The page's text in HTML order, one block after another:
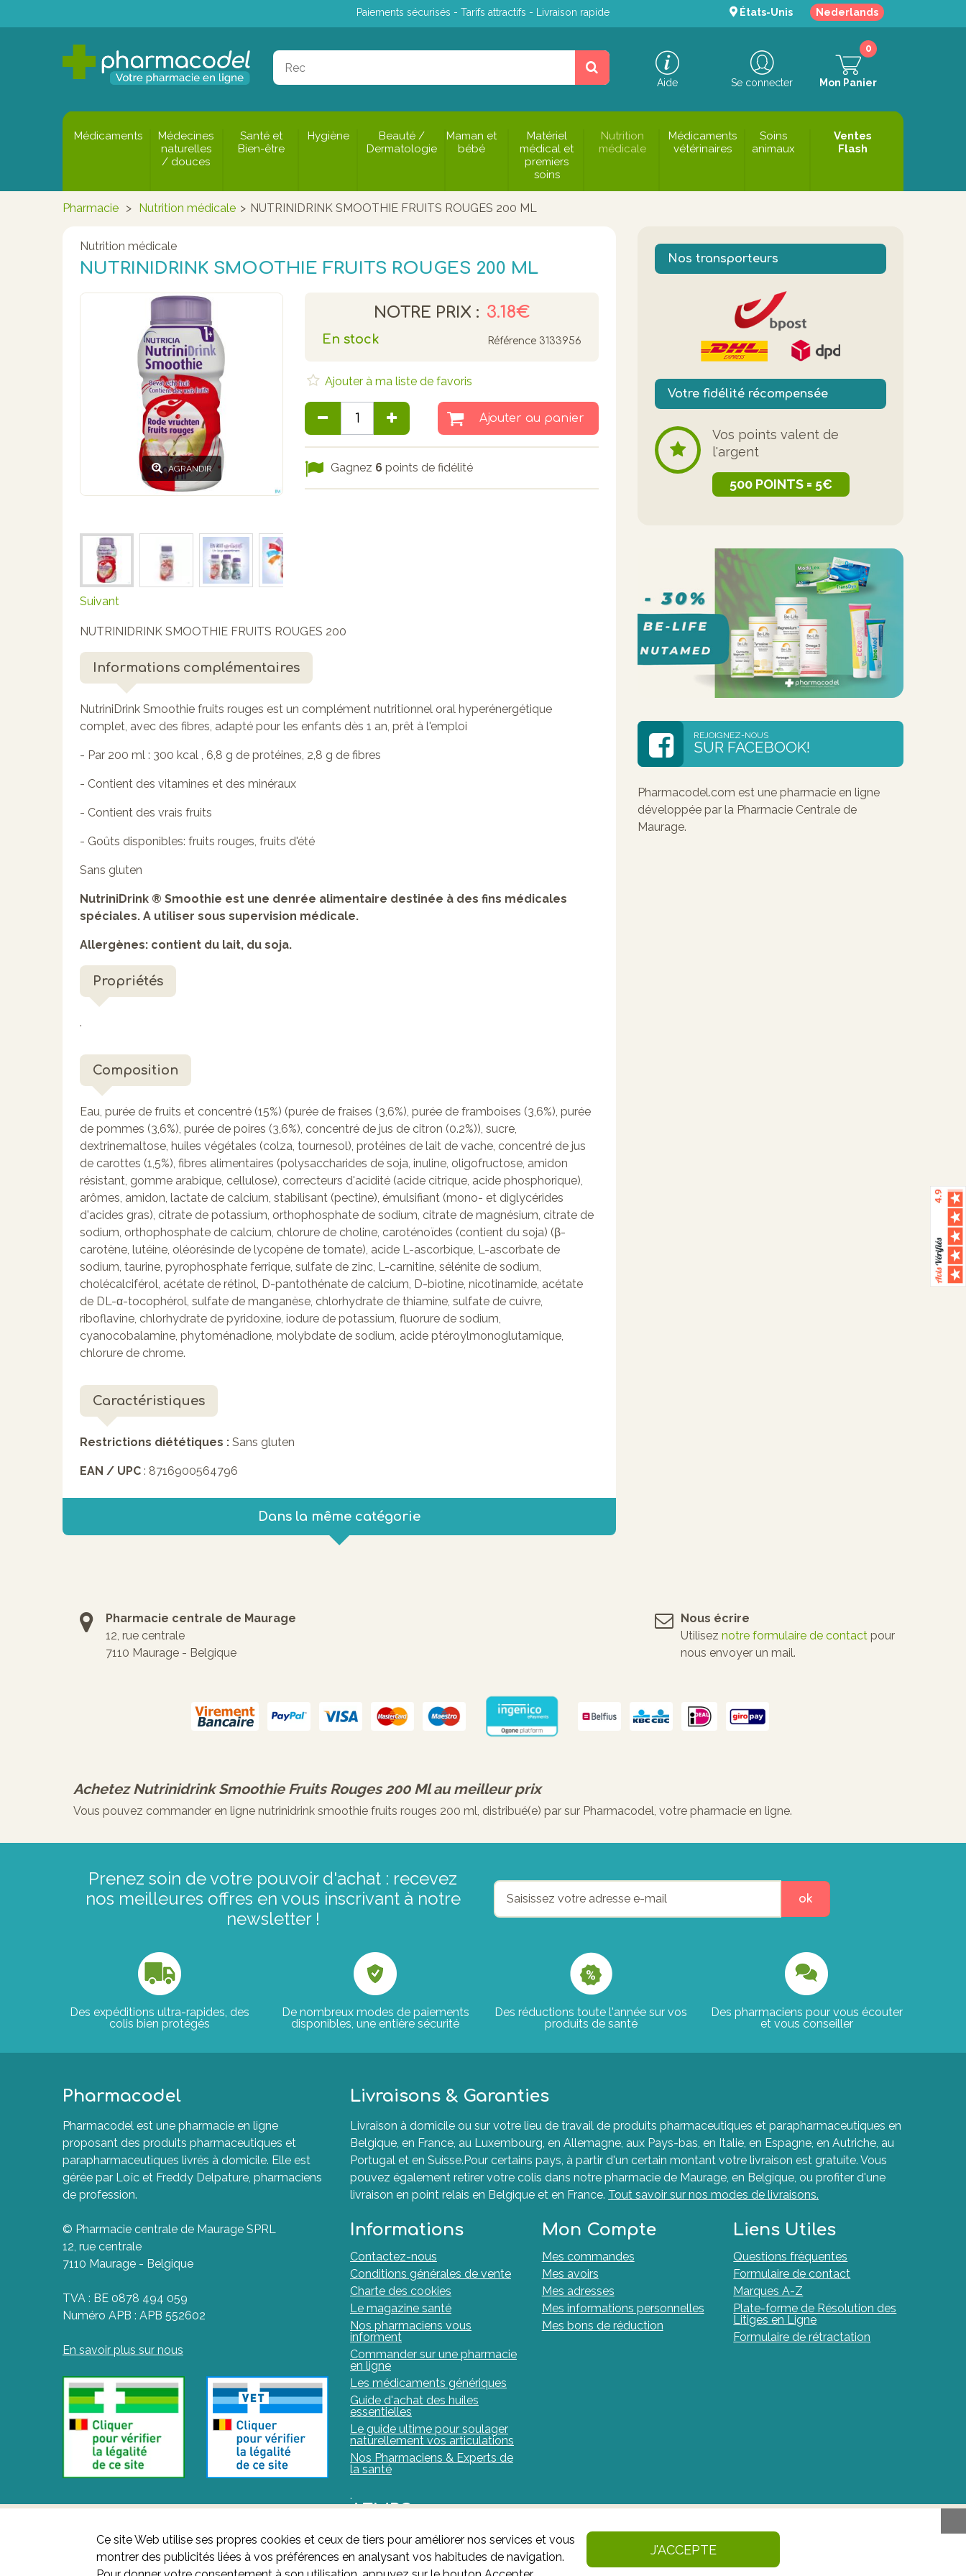
Paiements sécurisés - Tarifs attractifs - Livraison rapide États-Unis Nederlands
Aide Se connecter Mon Panier
0
Médicaments
Médecines
naturelles
/ douces
Santé et
Bien-être
Hygiène
Beauté /
Dermatologie
Maman et
bébé
Matériel
médical et
premiers
soins
Nutrition
médicale
Médicaments
vétérinaires
Soins
animaux
Ventes
Flash
Pharmacie > Nutrition médicale > NUTRINIDRINK SMOOTHIE FRUITS ROUGES 200 ML
Nutrition médicale
NUTRINIDRINK SMOOTHIE FRUITS ROUGES 200 ML
AGRANDIR
Suivant
NOTRE PRIX : 3.18€
En stock Référence 3133956
Ajouter à ma liste de favoris
Ajouter au panier
Gagnez 6 points de fidélité
NUTRINIDRINK SMOOTHIE FRUITS ROUGES 200
Informations complémentaires
NutriniDrink Smoothie fruits rouges est un complément nutritionnel oral hyperénergétique
complet, avec des fibres, adapté pour les enfants dès 1 an, prêt à l'emploi
- Par 200 ml : 300 kcal , 6,8 g de protéines, 2,8 g de fibres
- Contient des vitamines et des minéraux
- Contient des vrais fruits
- Goûts disponibles: fruits rouges, fruits d'été
Sans gluten
NutriniDrink ® Smoothie est une denrée alimentaire destinée à des fins médicales
spéciales. A utiliser sous supervision médicale.
Allergènes: contient du lait, du soja.
Propriétés
.
Composition
Eau, purée de fruits et concentré (15%) (purée de fraises (3,6%), purée de framboises (3,6%), purée
de pommes (3,6%), purée de poires (3,6%), concentré de jus de citron (0.2%)), sucre,
dextrinemaltose, huiles végétales (colza, tournesol), protéines de lait de vache, concentré de jus
de carottes (1,5%), fibres alimentaires (polysaccharides de soja, inuline, oligofructose, amidon
résistant, gomme arabique, cellulose), correcteurs d'acidité (acide citrique, acide phosphorique),
arômes, amidon, lactate de calcium, stabilisant (pectine), émulsifiant (mono- et diglycérides
d'acides gras), citrate de potassium, orthophosphate de sodium, citrate de magnésium, citrate de
sodium, orthophosphate de calcium, chlorure de choline, caroténoïdes (contient du soja) (β-
carotène, lutéine, oléorésinde de lycopène de tomate), acide L-ascorbique, L-ascorbate de
sodium, taurine, pyrophosphate ferrique, sulfate de zinc, L-carnitine, sélénite de sodium,
cholécalciférol, acétate de rétinol, D-pantothénate de calcium, D-biotine, nicotinamide, acétate
de DL-α-tocophérol, sulfate de manganèse, chlorhydrate de thiamine, sulfate de cuivre,
riboflavine, chlorhydrate de pyridoxine, iodure de potassium, fluorure de sodium,
cyanocobalamine, phytoménadione, molybdate de sodium, acide ptéroylmonoglutamique,
chlorure de chrome.
Caractéristiques
Restrictions diététiques : Sans gluten
EAN / UPC : 8716900564796
Dans la même catégorie
Nos transporteurs
Votre fidélité récompensée
Vos points valent de
l'argent
500 POINTS = 5€
REJOIGNEZ-NOUS
SUR FACEBOOK!
Pharmacodel.com est une pharmacie en ligne
développée par la Pharmacie Centrale de
Maurage.
Pharmacie centrale de Maurage
12, rue centrale
7110 Maurage - Belgique
Nous écrire
Utilisez notre formulaire de contact pour
nous envoyer un mail.
AchetezNutrinidrink Smoothie Fruits Rouges 200 Mlau meilleur prix
Vous pouvez commander en ligne nutrinidrink smoothie fruits rouges 200 ml, distribué(e) par sur Pharmacodel, votre pharmacie en ligne.
Prenez soin de votre pouvoir d'achat : recevez
nos meilleures offres en vous inscrivant à notre
newsletter !
ok
Des expéditions ultra-rapides, des
colis bien protégés
De nombreux modes de paiements
disponibles, une entière sécurité
Des réductions toute l'année sur vos
produits de santé
Des pharmaciens pour vous écouter
et vous conseiller
Pharmacodel
Pharmacodel est une pharmacie en ligne
proposant des produits pharmaceutiques et
parapharmaceutiques livrés à domicile. Elle est
gérée par Loïc et Freddy Delpature, pharmaciens
de profession.
© Pharmacie centrale de Maurage SPRL
12, rue centrale
7110 Maurage - Belgique
TVA : BE 0878 494 059
Numéro APB : APB 552602
En savoir plus sur nous
Livraisons & Garanties
Livraison à domicile ou sur votre lieu de travail de produits pharmaceutiques et parapharmaceutiques en
Belgique, en France, au Luxembourg, en Allemagne, aux Pays-bas, en Italie, en Espagne, en Autriche, au
Portugal et en Suisse.Pour certains pays, à partir d'un certain montant votre livraison est gratuite. Vous
pouvez également retirer votre colis dans notre pharmacie de Maurage, en Belgique, ou profiter d'une
livraison en point relais en Belgique et en France. Tout savoir sur nos modes de livraisons.
Ce site Web utilise ses propres cookies et ceux de tiers pour améliorer nos services et vous
montrer des publicités liées à vos préférences en analysant vos habitudes de navigation.
J'ACCEPTE
Informations
Contactez-nous
Conditions générales de vente
Charte des cookies
Le magazine santé
Nos pharmaciens vous
informent
Commander sur une pharmacie
en ligne
Les médicaments génériques
Guide d'achat des huiles
essentielles
Le guide ultime pour soulager
naturellement vos articulations
Nos Pharmaciens & Experts de
la santé
.
Mon Compte
Mes commandes
Mes avoirs
Mes adresses
Mes informations personnelles
Mes bons de réduction
Liens Utiles
Questions fréquentes
Formulaire de contact
Marques A-Z
Plate-forme de Résolution des
Litiges en Ligne
Formulaire de rétractation
AFMPS
L'AFMPS est l’autorité compétente en matière de médicaments et de produits de santé en Belgique. Ce
site est sous son contrôle. Agence fédérale des médicaments et des produits de santé – afmps